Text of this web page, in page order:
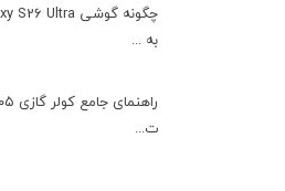
به ...
ت...